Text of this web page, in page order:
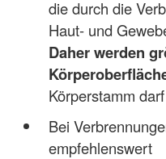
die durch die
Haut- und
Daher werden
Körperstamm
Bei
empfehlenswert